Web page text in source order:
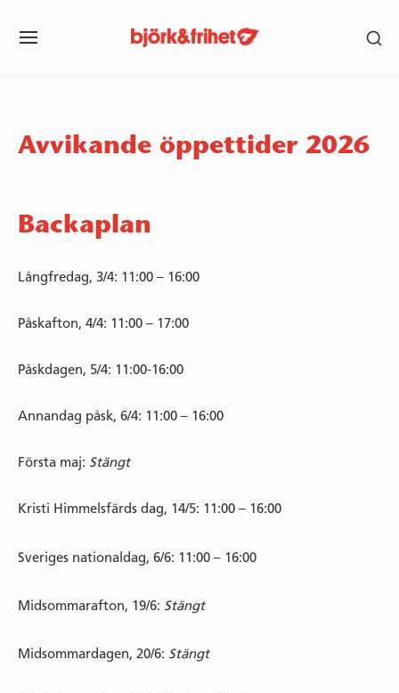
SITE
Avvikande öppettider 2026
Backaplan
Långfredag, 3/4: 11:00 – 16:00
Påskafton, 4/4: 11:00 – 17:00
Påskdagen, 5/4: 11:00-16:00
Annandag påsk, 6/4: 11:00 – 16:00
Första maj: Stängt
Kristi Himmelsfärds dag, 14/5: 11:00 – 16:00
Sveriges nationaldag, 6/6: 11:00 – 16:00
Midsommarafton, 19/6: Stängt
Midsommardagen, 20/6: Stängt